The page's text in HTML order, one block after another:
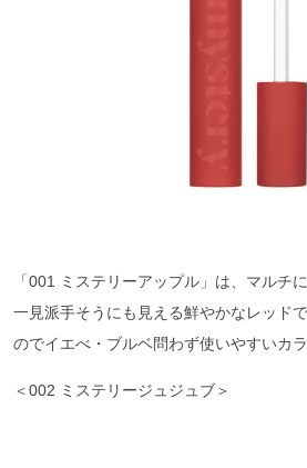
「001 ミステリーアップル」は、マルチ
一見派手そうにも見える鮮やかなレッド
のでイエべ・ブルベ問わず使いやすいカ
＜002 ミステリージュジュブ＞